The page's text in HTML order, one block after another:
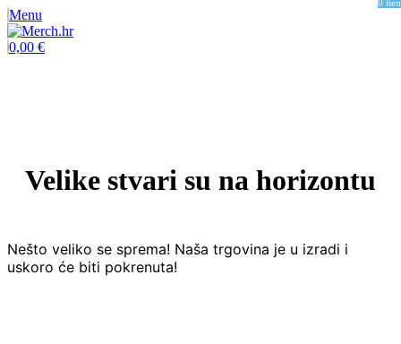
Menu
0
0,00 €
Velike stvari su na horizontu
Nešto veliko se sprema! Naša trgovina je u izradi i
uskoro će biti pokrenuta!